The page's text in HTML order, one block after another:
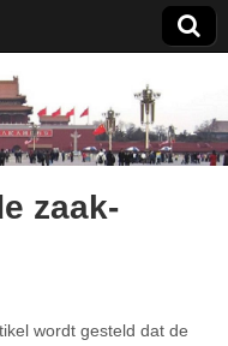
zaak-
wordt gesteld dat de